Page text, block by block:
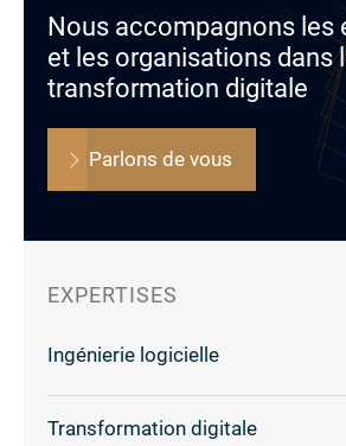
Nous accompagnons les
et les organisations dans
transformation digitale
Parlons de vous
EXPERTISES
Ingénierie logicielle
Transformation digitale